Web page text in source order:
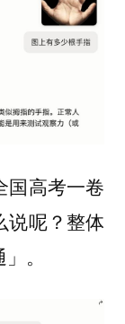
国高考一卷
说呢？整体
。